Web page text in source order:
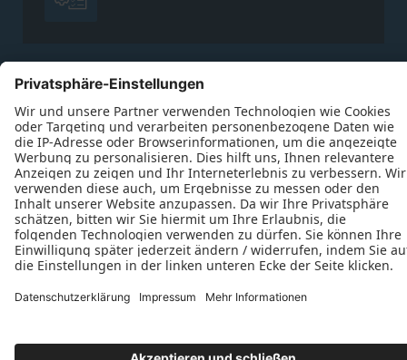
Datenschutz Impressum
Kontakt
J. Derichs Bauelemente GmbH © 2026